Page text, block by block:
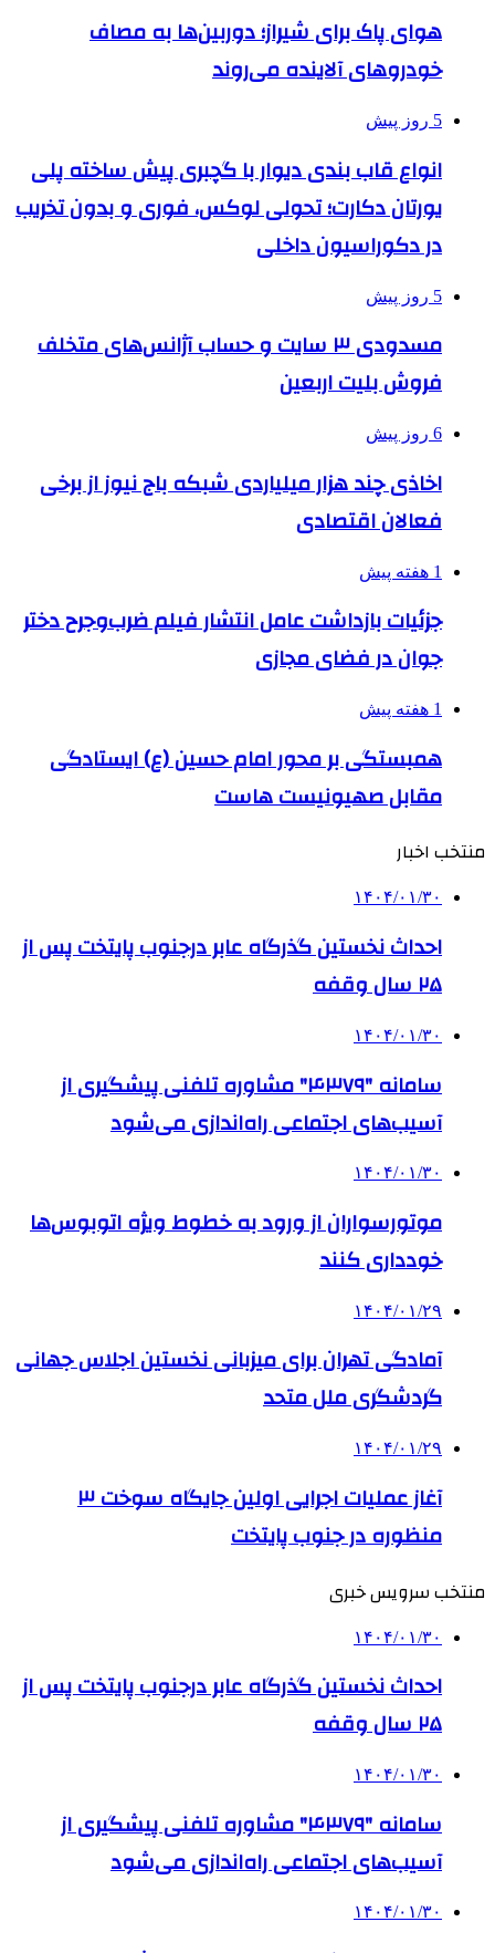
هوای پاک برای شیراز؛ دوربین‌ها به مصاف
خودروهای آلاینده می‌روند
5 روز پیش
انواع قاب بندی دیوار با گچبری پیش ساخته پلی
یورتان دکارت؛ تحولی لوکس، فوری و بدون تخریب
در دکوراسیون داخلی
5 روز پیش
مسدودی ۳ سایت و حساب آژانس‌های متخلف
فروش بلیت اربعین
6 روز پیش
اخاذی چند هزار میلیاردی شبکه باج نیوز از برخی
فعالان اقتصادی
1 هفته پیش
جزئیات بازداشت عامل انتشار فیلم ضرب‌وجرح دختر
جوان در فضای مجازی
1 هفته پیش
همبستگی بر محور امام حسین (ع) ایستادگی
مقابل صهیونیست هاست
منتخب اخبار
۱۴۰۴/۰۱/۳۰
احداث نخستین گذرگاه عابر درجنوب پایتخت پس از
۲۵ سال وقفه
۱۴۰۴/۰۱/۳۰
سامانه "۴۳۷۹" مشاوره تلفنی پیشگیری از
آسیب‌های اجتماعی راه‌اندازی می‌شود
۱۴۰۴/۰۱/۳۰
موتورسواران از ورود به خطوط ویژه اتوبوس‌ها
خودداری کنند
۱۴۰۴/۰۱/۲۹
آمادگی تهران برای میزبانی نخستین اجلاس جهانی
گردشگری ملل متحد
۱۴۰۴/۰۱/۲۹
آغاز عملیات اجرایی اولین جایگاه سوخت ۳
منظوره در جنوب پایتخت
منتخب سرویس خبری
۱۴۰۴/۰۱/۳۰
احداث نخستین گذرگاه عابر درجنوب پایتخت پس از
۲۵ سال وقفه
۱۴۰۴/۰۱/۳۰
سامانه "۴۳۷۹" مشاوره تلفنی پیشگیری از
آسیب‌های اجتماعی راه‌اندازی می‌شود
۱۴۰۴/۰۱/۳۰